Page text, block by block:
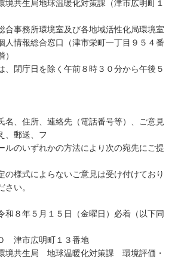
共生局地球温暖化対策課（津市広明町１
事務所環境室及び各地域活性化局環境室
情報総合窓口（津市栄町一丁目９５４番
閉庁日を除く午前８時３０分から午後５
、住所、連絡先（電話番号等）、ご意見
、郵送、フ
のいずれかの方法により次の宛先にご提
様式によらないご意見は受け付けており
さい。
８年５月１５日（金曜日）必着（以下同
津市広明町１３番地
共生局 地球温暖化対策課 環境評価・